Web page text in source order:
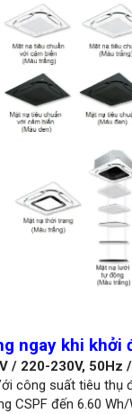
ngay khi khởi
/ 220-230V, 50Hz
công suất tiêu thụ
CSPF đến 6.60 Wh/